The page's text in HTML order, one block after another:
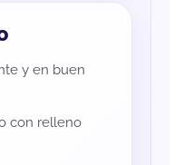
y en buen
con relleno